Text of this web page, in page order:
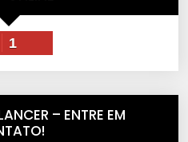
1
– ENTRE EM